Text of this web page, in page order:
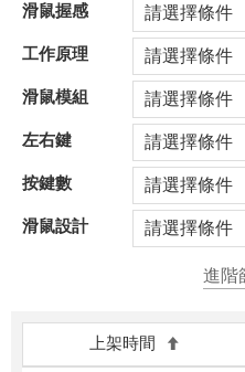
滑鼠握感 請選擇條件
工作原理 請選擇條件
滑鼠模組 請選擇條件
左右鍵 請選擇條件
按鍵數 請選擇條件
滑鼠設計 請選擇條件
上架時間